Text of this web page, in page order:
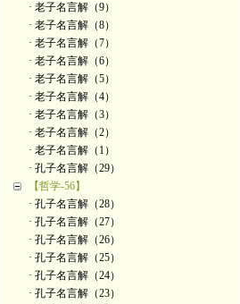
· 老子名言解（9）
· 老子名言解（8）
· 老子名言解（7）
· 老子名言解（6）
· 老子名言解（5）
· 老子名言解（4）
· 老子名言解（3）
· 老子名言解（2）
· 老子名言解（1）
· 孔子名言解（29）
【哲学-56】
· 孔子名言解（28）
· 孔子名言解（27）
· 孔子名言解（26）
· 孔子名言解（25）
· 孔子名言解（24）
· 孔子名言解（23）